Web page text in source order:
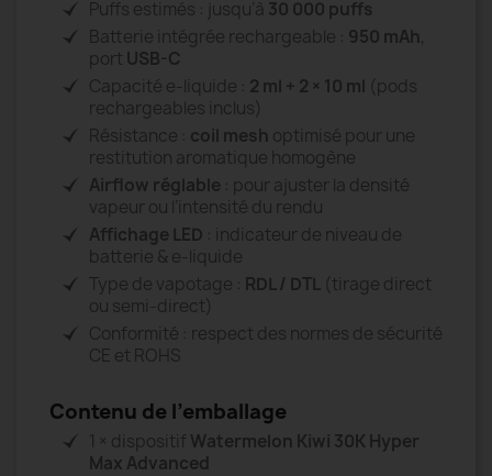
Puffs estimés : jusqu’à 30 000 puffs
Batterie intégrée rechargeable : 950 mAh,
port USB-C
Capacité e-liquide : 2 ml + 2 × 10 ml (pods
rechargeables inclus)
Résistance : coil mesh optimisé pour une
restitution aromatique homogène
Airflow réglable : pour ajuster la densité
vapeur ou l’intensité du rendu
Affichage LED : indicateur de niveau de
batterie & e-liquide
Type de vapotage : RDL / DTL (tirage direct
ou semi-direct)
Conformité : respect des normes de sécurité
CE et ROHS
Contenu de l’emballage
1 × dispositif Watermelon Kiwi 30K Hyper
Max Advanced